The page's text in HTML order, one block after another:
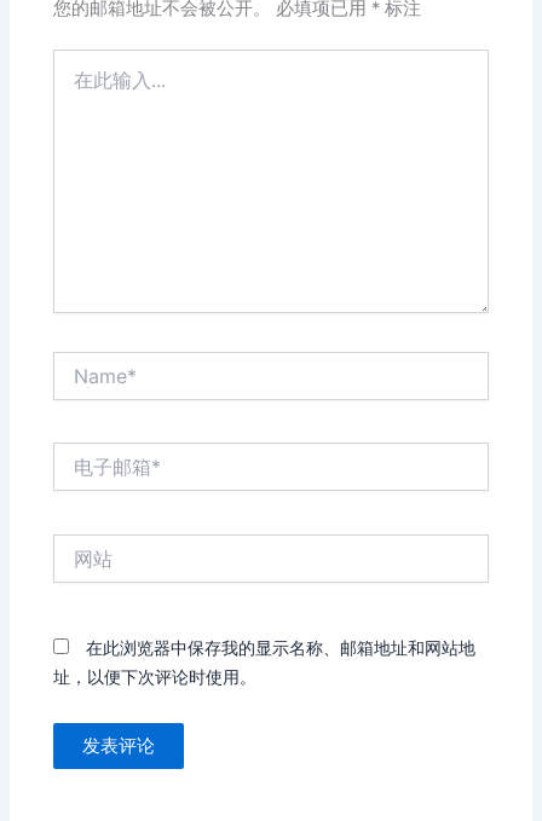
您的邮箱地址不会被公开。 必填项已用 * 标注
在此浏览器中保存我的显示名称、邮箱地址和网站地
址，以便下次评论时使用。